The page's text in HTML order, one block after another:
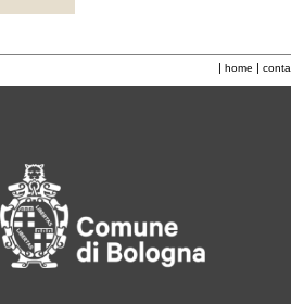
| home |